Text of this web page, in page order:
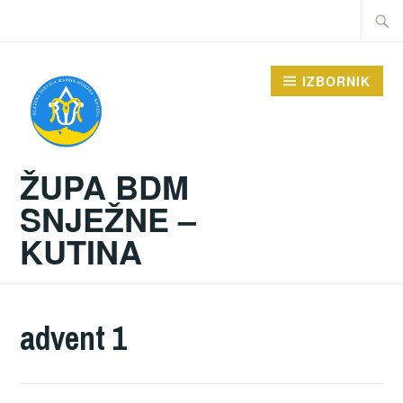
Traži:
ŽUPA BDM
SNJEŽNE –
KUTINA
IZBORNIK
advent 1